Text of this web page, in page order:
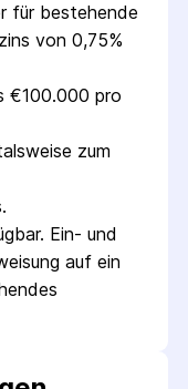
für bestehende
von 0,75%
€100.000 pro
zum
Ein- und
auf ein